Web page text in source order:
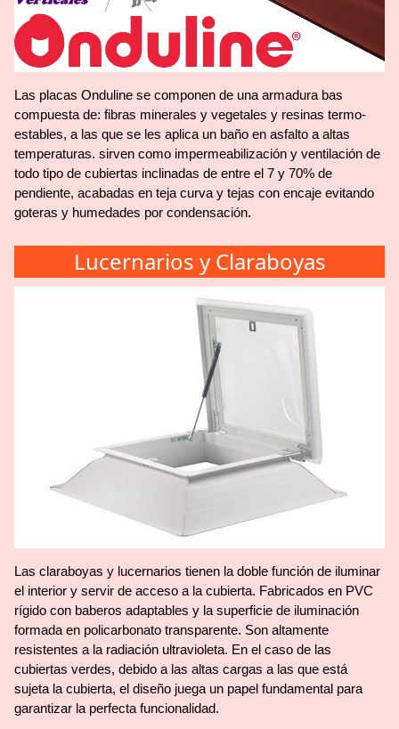
Las placas Onduline se componen de una armadura bas
compuesta de: fibras minerales y vegetales y resinas termo-
estables, a las que se les aplica un baño en asfalto a altas
temperaturas. sirven como impermeabilización y ventilación de
todo tipo de cubiertas inclinadas de entre el 7 y 70% de
pendiente, acabadas en teja curva y tejas con encaje evitando
goteras y humedades por condensación.
Lucernarios y Claraboyas
Las claraboyas y lucernarios tienen la doble función de iluminar
el interior y servir de acceso a la cubierta. Fabricados en PVC
rígido con baberos adaptables y la superficie de iluminación
formada en policarbonato transparente. Son altamente
resistentes a la radiación ultravioleta. En el caso de las
cubiertas verdes, debido a las altas cargas a las que está
sujeta la cubierta, el diseño juega un papel fundamental para
garantizar la perfecta funcionalidad.